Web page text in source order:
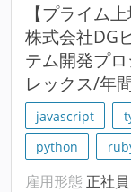
【プライム
株式会社DG
テム開発プ
レックス/年
javascript
python
雇用形態 正社員